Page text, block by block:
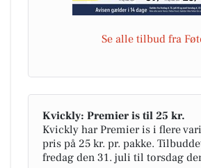
Se alle tilbud fra
Kvickly: Premier is til 25 kr.
Kvickly har Premier is i flere
pris på 25 kr. pr. pakke.
fredag den 31. juli til torsdag